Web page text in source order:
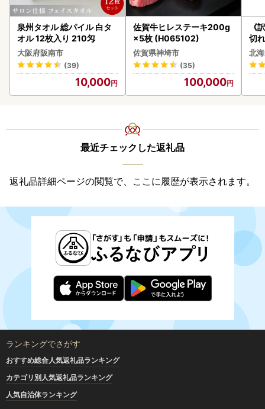
泉州タオル 総パイル 白タ
オル 12枚入り 210匁
大阪府阪南市
(39)
10,000
佐賀牛ヒレステーキ200g
×5枚 (H065102)
佐賀県神埼市
(35)
100,000
《
切
0g
北
最近チェックした返礼品
返礼品詳細ページの閲覧で、ここに履歴が表示されます。
ランキングでさがす
おすすめ総合人気返礼品ランキング
カテゴリ別人気返礼品ランキング
人気自治体ランキング